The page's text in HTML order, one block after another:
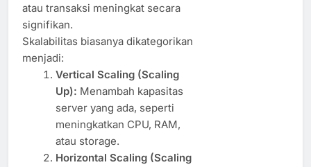
atau transaksi meningkat secara
signifikan.
Skalabilitas biasanya dikategorikan
menjadi:
Vertical Scaling (Scaling
Up): Menambah kapasitas
server yang ada, seperti
meningkatkan CPU, RAM,
atau storage.
Horizontal Scaling (Scaling